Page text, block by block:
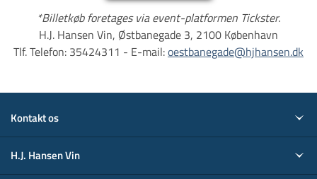
*Billetkøb foretages via event-platformen Tickster.
H.J. Hansen Vin, Østbanegade 3, 2100 København
Tlf. Telefon: 35424311 - E-mail:oestbanegade@hjhansen.dk
Kontakt os
H.J. Hansen Vin